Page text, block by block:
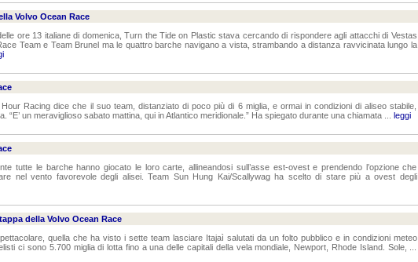
Volvo Ocean Race
ore 13 italiane di domenica, Turn the Tide on Plastic stava cercando di rispondere agli attacchi di Vestas
Team e Team Brunel ma le quattro barche navigano a vista, strambando a distanza ravvicinata lungo la
Racing dice che il suo team, distanziato di poco più di 6 miglia, e ormai in condizioni di aliseo stabile,
“E’ un meraviglioso sabato mattina, qui in Atlantico meridionale.” Ha spiegato durante una chiamata ... leggi
tutte le barche hanno giocato le loro carte, allineandosi sull’asse est-ovest e prendendo l’opzione che
nel vento favorevole degli alisei. Team Sun Hung Kai/Scallywag ha scelto di stare più a ovest degli
della Volvo Ocean Race
quella che ha visto i sette team lasciare Itajaì salutati da un folto pubblico e in condizioni meteo
ci sono 5.700 miglia di lotta fino a una delle capitali della vela mondiale, Newport, Rhode Island. Sole, ...